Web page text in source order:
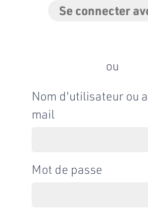
Se connecter
ou
Nom d'utilisateur ou
mail
Mot de passe